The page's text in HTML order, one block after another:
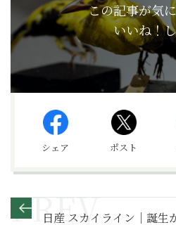
この記事が気
いいね！
シェア ポスト
日産 スカイライン｜誕生